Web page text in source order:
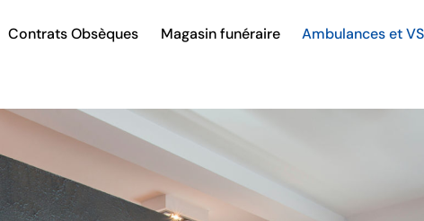
Contrats Obsèques Magasin funéraire Ambulances et